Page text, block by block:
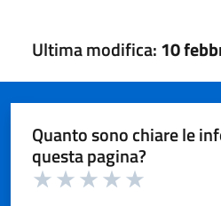
Ultima modifica:10
Quanto sono chiare le
questa pagina?